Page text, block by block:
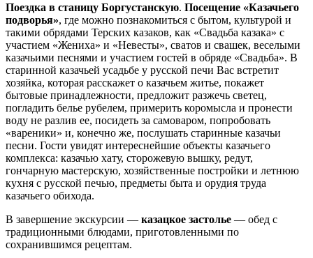
Поездка в станицу Боргустанскую. Посещение «Казачьего
подворья», где можно познакомиться с бытом, культурой и
такими обрядами Терских казаков, как «Свадьба казака» с
участием «Жениха» и «Невесты», сватов и свашек, веселыми
казачьими песнями и участием гостей в обряде «Свадьба». В
старинной казачьей усадьбе у русской печи Вас встретит
хозяйка, которая расскажет о казачьем житье, покажет
бытовые принадлежности, предложит разжечь светец,
погладить белье рубелем, примерить коромысла и пронести
воду не разлив ее, посидеть за самоваром, попробовать
«вареники» и, конечно же, послушать старинные казачьи
песни. Гости увидят интереснейшие объекты казачьего
комплекса: казачью хату, сторожевую вышку, редут,
гончарную мастерскую, хозяйственные постройки и летнюю
кухня с русской печью, предметы быта и орудия труда
казачьего обихода.
В завершение экскурсии — казацкое застолье — обед с
традиционными блюдами, приготовленными по
сохранившимся рецептам.